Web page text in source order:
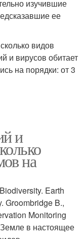
изучившие
ее
видов
и вирусов обитает
на порядки: от 3
и
на
Earth
Groombridge B.,
Monitoring
в настоящее